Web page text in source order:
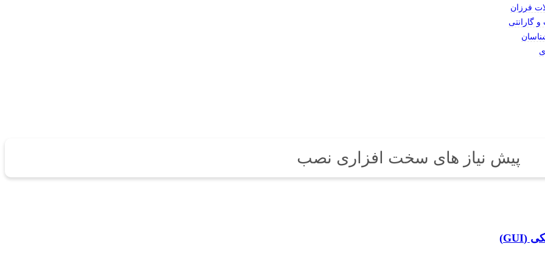
فرزان
گارانتی
پیش نیاز های سخت افزاری نصب